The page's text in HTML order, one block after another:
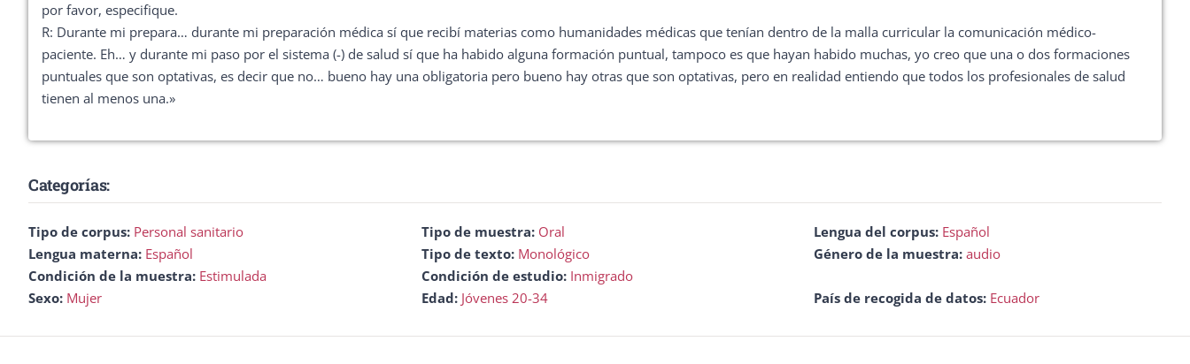
por favor, especifique.
R: Durante mi prepara… durante mi preparación médica sí que recibí materias como humanidades médicas que tenían dentro de la malla curricular la comunicación médico-
paciente. Eh… y durante mi paso por el sistema (-) de salud sí que ha habido alguna formación puntual, tampoco es que hayan habido muchas, yo creo que una o dos formaciones
puntuales que son optativas, es decir que no… bueno hay una obligatoria pero bueno hay otras que son optativas, pero en realidad entiendo que todos los profesionales de salud
tienen al menos una.»
Categorías:
Tipo de corpus: Personal sanitario Tipo de muestra: Oral Lengua del corpus: Español
Lengua materna: Español Tipo de texto: Monológico Género de la muestra: audio
Condición de la muestra: Estimulada Condición de estudio: Inmigrado
Sexo: Mujer Edad: Jóvenes 20-34 País de recogida de datos: Ecuador